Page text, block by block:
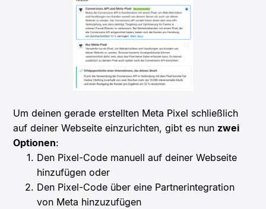
Um deinen gerade erstellten Meta Pixel schließlich
auf deiner Webseite einzurichten, gibt es nun zwei
Optionen:
Den Pixel-Code manuell auf deiner Webseite
hinzufügen oder
Den Pixel-Code über eine Partnerintegration
von Meta hinzuzufügen